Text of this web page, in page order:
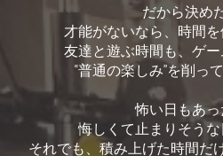
だから決めた
才能がないなら、時間を
友達と遊ぶ時間も、ゲー
“普通の楽しみ”を削っ
怖い日もあっ
悔しくて止まりそうな
それでも、積み上げた時間だ